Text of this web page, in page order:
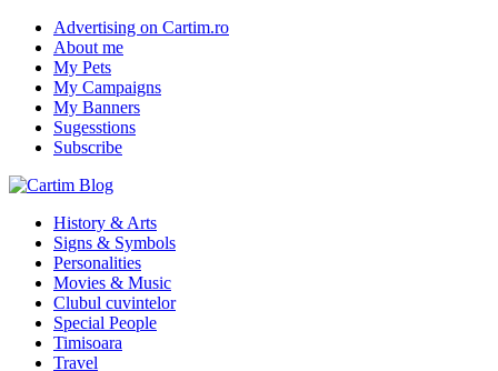
Advertising on Cartim.ro
About me
My Pets
My Campaigns
My Banners
Sugesstions
Subscribe
History & Arts
Signs & Symbols
Personalities
Movies & Music
Clubul cuvintelor
Special People
Timisoara
Travel